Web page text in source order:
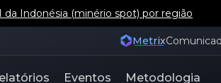
Indonésia (minério spot) por região
Metrix
Eventos Metodologia